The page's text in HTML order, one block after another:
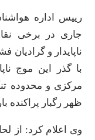
رییس اداره
جاری در برخی
ناپایدار و
با گذر این موج
مرکزی و محدوده
ظهر رگبار پراکنده
وی اعلام کرد: از